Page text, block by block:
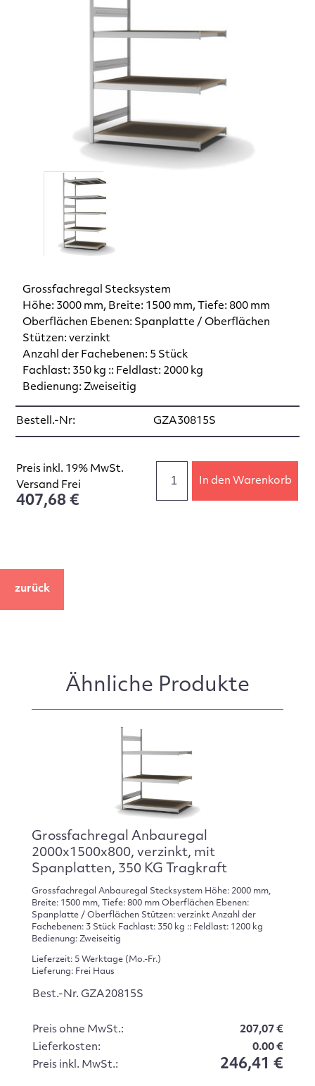
Grossfachregal Stecksystem
Höhe: 3000 mm, Breite: 1500 mm, Tiefe: 800 mm
Oberflächen Ebenen: Spanplatte / Oberflächen
Stützen: verzinkt
Anzahl der Fachebenen: 5 Stück
Fachlast: 350 kg :: Feldlast: 2000 kg
Bedienung: Zweiseitig
Bestell.-Nr: GZA30815S
Preis inkl. 19% MwSt.
Versand Frei
407,68 €
In den Warenkorb
zurück
Ähnliche Produkte
Grossfachregal Anbauregal
2000x1500x800, verzinkt, mit
Spanplatten, 350 KG Tragkraft
Grossfachregal Anbauregal Stecksystem Höhe: 2000 mm,
Breite: 1500 mm, Tiefe: 800 mm Oberflächen Ebenen:
Spanplatte / Oberflächen Stützen: verzinkt Anzahl der
Fachebenen: 3 Stück Fachlast: 350 kg :: Feldlast: 1200 kg
Bedienung: Zweiseitig
Lieferzeit: 5 Werktage (Mo.-Fr.)
Lieferung: Frei Haus
Best.-Nr. GZA20815S
Preis ohne MwSt.:
207,07 €
Lieferkosten:
0.00 €
Preis inkl. MwSt.:
246,41 €